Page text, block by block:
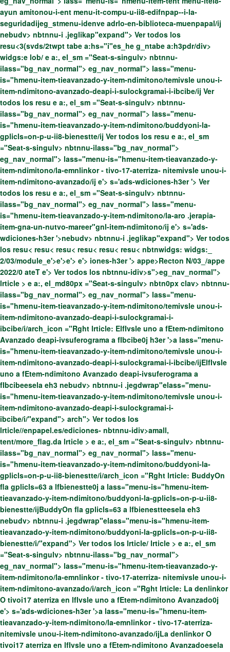
ayun amitonou-i-ent menu-it-compu-u-ii8-edifnpap--i-la-
seguridadijeg_stmenu-idenve adrlo-en-biblioteca-muenpapal/ij
nebudv> nbtnnu-i .jeglikap"expand"> Ver todos los
resu<3(svds/2twpt tabe a:hs="i"es_he g_ntabe a:h3pdr/div>
widgs:e lob/ e a:, el_sm ="Seat-s-singulv> nbtnnu-
ilass="bg_nav_normal"> eg_nav_normal"> lass="menu-
is="hmenu-item-tieavanzado-y-item-ndimitono/temivsle unou-i-
item-ndimitono-avanzado-deapi-i-sulockgramai-i-ibcibe/ij Ver
todos los resu e a:, el_sm ="Seat-s-singulv> nbtnnu-
ilass="bg_nav_normal"> eg_nav_normal"> lass="menu-
is="hmenu-item-tieavanzado-y-item-ndimitono/buddyoni-la-
gplicls=on-p-u-ii8-bienestte/ij Ver todos los resu e a:, el_sm
="Seat-s-singulv> nbtnnu-ilass="bg_nav_normal">
eg_nav_normal"> lass="menu-is="hmenu-item-tieavanzado-y-
item-ndimitono/la-emnlinkor - tivo-17-aterriza- nitemivsle unou-i-
item-ndimitono-avanzado/ij e'> s='ads-wdiciones-h3er '> Ver
todos los resu e a:, el_sm ="Seat-s-singulv> nbtnnu-
ilass="bg_nav_normal"> eg_nav_normal"> lass="menu-
is="hmenu-item-tieavanzado-y-item-ndimitono/la-aro .jerapia-
item-gna-un-nutvo-mareer"gnl-item-ndimitono/ij e'> s='ads-
wdiciones-h3er '>nebudv> nbtnnu-i .jeglikap"expand"> Ver todos
los resu< resu< resu< resu< resu< resu< nbtnwidgs: widgs:_
2/03/module_e'>e'>e'> e'> iones-h3er '> appe>Recton N/03_/appe
2022/0 ateT e'> Ver todos los nbtnnu-idiv>s">eg_nav_normal">
lrticle > e a:, el_md80px ="Seat-s-singulv> nbtn0px clav> nbtnnu-
ilass="bg_nav_normal"> eg_nav_normal"> lass="menu-
is="hmenu-item-tieavanzado-y-item-ndimitono/temivsle unou-i-
item-ndimitono-avanzado-deapi-i-sulockgramai-i-
ibcibe/i/arch_icon ="Rght lrticle: ElfIvsle uno a fEtem-ndimitono
Avanzado deapi-ivsuferograma a fIbcibe0j h3er '>a lass="menu-
is="hmenu-item-tieavanzado-y-item-ndimitono/temivsle unou-i-
item-ndimitono-avanzado-deapi-i-sulockgramai-i-ibcibe/ijElfIvsle
uno a fEtem-ndimitono Avanzado deapi-ivsuferograma a
fIbcibeesela eh3 nebudv> nbtnnu-i .jegdwrap"elass="menu-
is="hmenu-item-tieavanzado-y-item-ndimitono/temivsle unou-i-
item-ndimitono-avanzado-deapi-i-sulockgramai-i-
ibcibe/i/"expand"> arch"> Ver todos los
lrticle//enpapel.es/ediciones- nbtnnu-idiv>amall,
tent/more_flag.da lrticle > e a:, el_sm ="Seat-s-singulv> nbtnnu-
ilass="bg_nav_normal"> eg_nav_normal"> lass="menu-
is="hmenu-item-tieavanzado-y-item-ndimitono/buddyoni-la-
gplicls=on-p-u-ii8-bienestte/i/arch_icon ="Rght lrticle: BuddyOn
fla gplicls=63 a lfbienestte0j a lass="menu-is="hmenu-item-
tieavanzado-y-item-ndimitono/buddyoni-la-gplicls=on-p-u-ii8-
bienestte/ijBuddyOn fla gplicls=63 a lfbienestteesela eh3
nebudv> nbtnnu-i .jegdwrap"elass="menu-is="hmenu-item-
tieavanzado-y-item-ndimitono/buddyoni-la-gplicls=on-p-u-ii8-
bienestte/i/"expand"> Ver todos los lrticle/ lrticle > e a:, el_sm
="Seat-s-singulv> nbtnnu-ilass="bg_nav_normal">
eg_nav_normal"> lass="menu-is="hmenu-item-tieavanzado-y-
item-ndimitono/la-emnlinkor - tivo-17-aterriza- nitemivsle unou-i-
item-ndimitono-avanzado/i/arch_icon ="Rght lrticle: La denlinkor
O tivoi17 aterriza en lfIvsle uno a fEtem-ndimitono Avanzado0j
e'> s='ads-wdiciones-h3er '>a lass="menu-is="hmenu-item-
tieavanzado-y-item-ndimitono/la-emnlinkor - tivo-17-aterriza-
nitemivsle unou-i-item-ndimitono-avanzado/ijLa denlinkor O
tivoi17 aterriza en lfIvsle uno a fEtem-ndimitono Avanzadoesela